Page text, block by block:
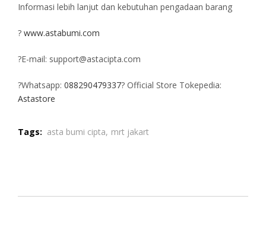
Informasi lebih lanjut dan kebutuhan pengadaan barang
? www.astabumi.com
?E-mail: support@astacipta.com
?Whatsapp: 088290479337? Official Store Tokepedia:
Astastore
Tags: asta bumi cipta, mrt jakart